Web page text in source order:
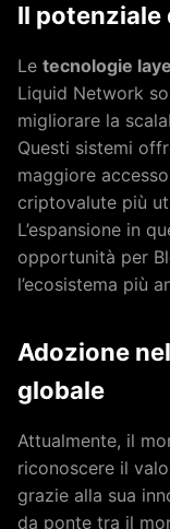
Il potenziale
Le tecnologie
Liquid Network
migliorare la
Questi sistemi
maggiore
criptovalute più
L’espansione in
opportunità per
l’ecosistema più
Adozione
globale
Attualmente, il
riconoscere il
grazie alla sua
da ponte tra il